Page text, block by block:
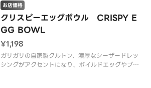
※アレルゲン情報はCRISP SALAD WORKSの公式
ウェブサイト
クリスピーエッグボウル CRISPY E
GG BOWL
お店価格
¥1,198
ガリガリの自家製クルトン、濃厚なシーザードレッ
シングがアクセントになり、ボイルドエッグやブラ